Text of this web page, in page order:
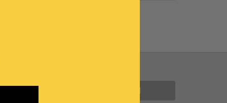
INFORMAZIONI